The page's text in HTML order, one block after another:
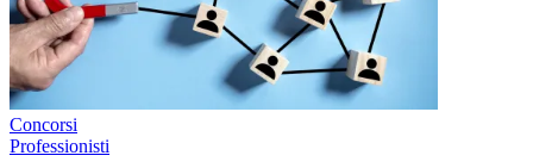
Concorsi
Professionisti